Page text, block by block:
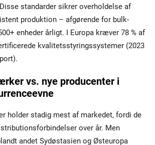
standarder sikrer overholdelse af
produktion – afgørende for bulk-
enheder årligt. I Europa kræver 78 % af
kvalitetsstyringssystemer (2023
vs. nye producenter i
holder stadig mest af markedet, fordi de
over år. Men
andet Sydøstasien og Østeuropa